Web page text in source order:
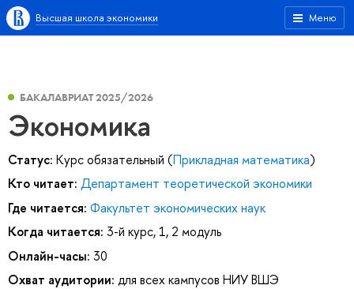
Меню
Высшая школа экономики
БАКАЛАВРИАТ 2025/2026
Экономика
Статус: Курс обязательный (Прикладная математика)
Кто читает: Департамент теоретической экономики
Где читается: Факультет экономических наук
Когда читается: 3-й курс, 1, 2 модуль
Онлайн-часы: 30
Охват аудитории: для всех кампусов НИУ ВШЭ